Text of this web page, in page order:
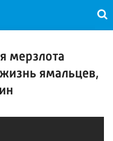
мерзлота
ямальцев,